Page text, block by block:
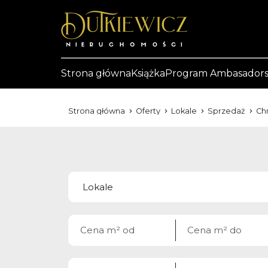
Strona głównaKsiążkaProgram
Strona główna Oferty Lokale Sprzedaż